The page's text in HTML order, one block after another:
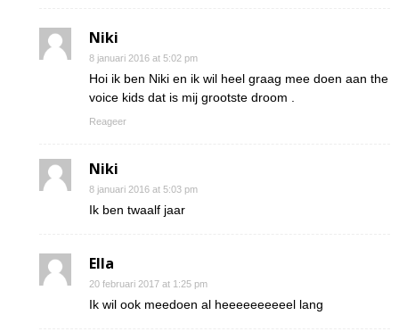
Niki
8 januari 2016 at 5:02 pm
Hoi ik ben Niki en ik wil heel graag mee doen aan the
voice kids dat is mij grootste droom .
Reageer
Niki
8 januari 2016 at 5:03 pm
Ik ben twaalf jaar
Ella
20 februari 2017 at 1:25 pm
Ik wil ook meedoen al heeeeeeeeeel lang